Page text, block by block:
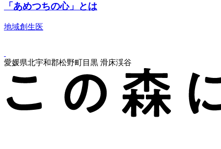
「あめつちの心」
とは
地域創生医
愛媛県北宇和郡松野町目黒 滑床渓谷